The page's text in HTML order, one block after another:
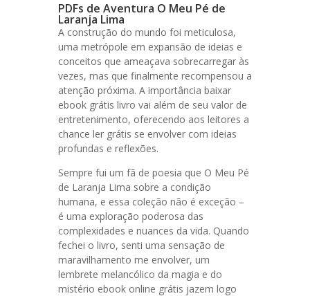
PDFs de Aventura O Meu Pé de
Laranja Lima
A construção do mundo foi meticulosa,
uma metrópole em expansão de ideias e
conceitos que ameaçava sobrecarregar às
vezes, mas que finalmente recompensou a
atenção próxima. A importância baixar
ebook grátis livro vai além de seu valor de
entretenimento, oferecendo aos leitores a
chance ler grátis se envolver com ideias
profundas e reflexões.
Sempre fui um fã de poesia que O Meu Pé
de Laranja Lima sobre a condição
humana, e essa coleção não é exceção –
é uma exploração poderosa das
complexidades e nuances da vida. Quando
fechei o livro, senti uma sensação de
maravilhamento me envolver, um
lembrete melancólico da magia e do
mistério ebook online grátis jazem logo